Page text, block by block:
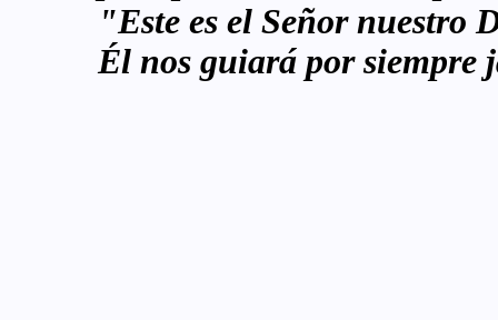
"Este es el Señor nuestro
Él nos guiará por siempre